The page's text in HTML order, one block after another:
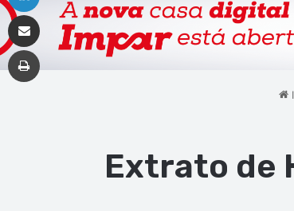
Extrato de
Imprimir